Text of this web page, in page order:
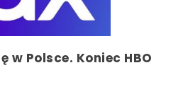
w Polsce. Koniec HBO